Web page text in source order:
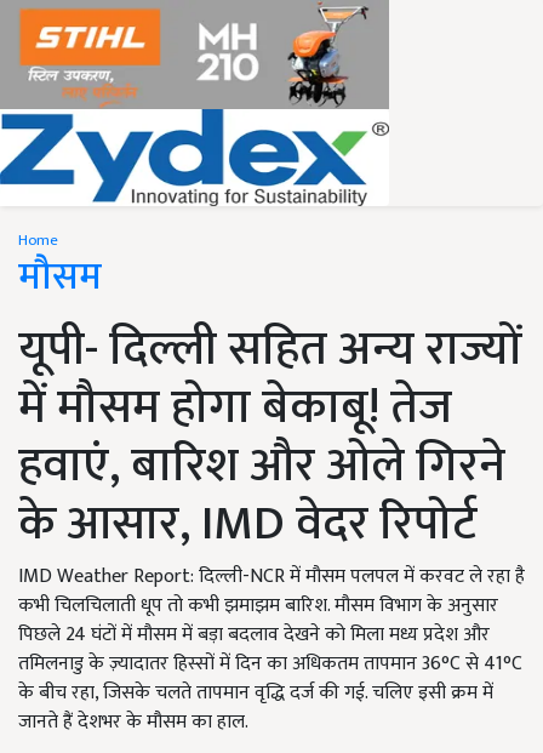
Home
मौसम
यूपी- दिल्ली सहित अन्य राज्यों
में मौसम होगा बेकाबू! तेज
हवाएं, बारिश और ओले गिरने
के आसार, IMD वेदर रिपोर्ट
IMD Weather Report: दिल्ली-NCR में मौसम पलपल में करवट ले रहा है
कभी चिलचिलाती धूप तो कभी झमाझम बारिश. मौसम विभाग के अनुसार
पिछले 24 घंटों में मौसम में बड़ा बदलाव देखने को मिला मध्य प्रदेश और
तमिलनाडु के ज़्यादातर हिस्सों में दिन का अधिकतम तापमान 36°C से 41°C
के बीच रहा, जिसके चलते तापमान वृद्धि दर्ज की गई. चलिए इसी क्रम में
जानते हैं देशभर के मौसम का हाल.